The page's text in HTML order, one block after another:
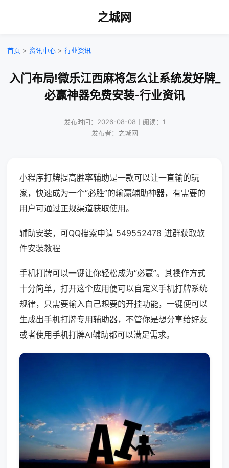
之城网
首页 > 资讯中心 > 行业资讯
入门布局!微乐江西麻将怎么让系统发好牌_
必赢神器免费安装-行业资讯
发布时间：2026-08-08｜阅读：1
发布者：之城网
小程序打牌提高胜率辅助是一款可以让一直输的玩
家，快速成为一个“必胜”的输赢辅助神器，有需要的
用户可通过正规渠道获取使用。
辅助安装，可QQ搜索申请 549552478 进群获取软
件安装教程
手机打牌可以一键让你轻松成为“必赢”。其操作方式
十分简单，打开这个应用便可以自定义手机打牌系统
规律，只需要输入自己想要的开挂功能，一键便可以
生成出手机打牌专用辅助器，不管你是想分享给好友
或者使用手机打牌AI辅助都可以满足需求。